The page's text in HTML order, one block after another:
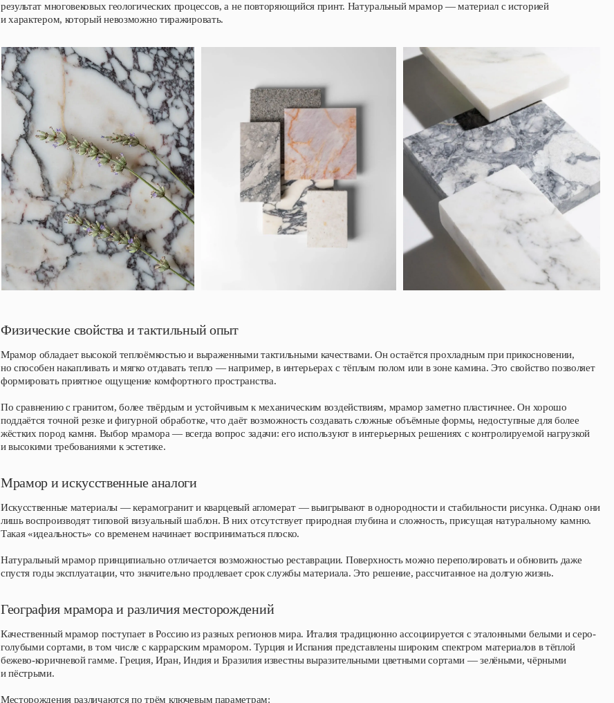
результат многовековых геологических процессов, а не повторяющийся принт. Натуральный мрамор — материал с историей
и характером, который невозможно тиражировать.
Физические свойства и тактильный опыт
Мрамор обладает высокой теплоёмкостью и выраженными тактильными качествами. Он остаётся прохладным при прикосновении,
но способен накапливать и мягко отдавать тепло — например, в интерьерах с тёплым полом или в зоне камина. Это свойство позволяет
формировать приятное ощущение комфортного пространства.
По сравнению с гранитом, более твёрдым и устойчивым к механическим воздействиям, мрамор заметно пластичнее. Он хорошо
поддаётся точной резке и фигурной обработке, что даёт возможность создавать сложные объёмные формы, недоступные для более
жёстких пород камня. Выбор мрамора — всегда вопрос задачи: его используют в интерьерных решениях с контролируемой нагрузкой
и высокими требованиями к эстетике.
Мрамор и искусственные аналоги
Искусственные материалы — керамогранит и кварцевый агломерат — выигрывают в однородности и стабильности рисунка. Однако они
лишь воспроизводят типовой визуальный шаблон. В них отсутствует природная глубина и сложность, присущая натуральному камню.
Такая «идеальность» со временем начинает восприниматься плоско.
Натуральный мрамор принципиально отличается возможностью реставрации. Поверхность можно переполировать и обновить даже
спустя годы эксплуатации, что значительно продлевает срок службы материала. Это решение, рассчитанное на долгую жизнь.
География мрамора и различия месторождений
Качественный мрамор поступает в Россию из разных регионов мира. Италия традиционно ассоциируется с эталонными белыми и серо-
голубыми сортами, в том числе с каррарским мрамором. Турция и Испания представлены широким спектром материалов в тёплой
бежево-коричневой гамме. Греция, Иран, Индия и Бразилия известны выразительными цветными сортами — зелёными, чёрными
и пёстрыми.
Месторождения различаются по трём ключевым параметрам: